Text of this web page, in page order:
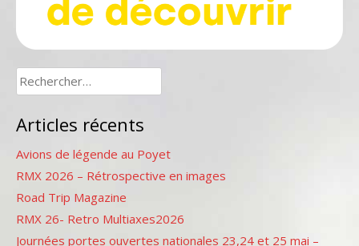
Rechercher :
Articles récents
Avions de légende au Poyet
RMX 2026 – Rétrospective en images
Road Trip Magazine
RMX 26- Retro Multiaxes2026
Journées portes ouvertes nationales 23,24 et 25 mai –